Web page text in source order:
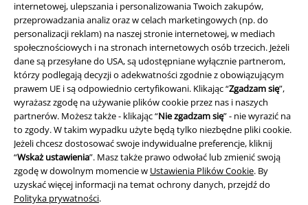
internetowej, ulepszania i personalizowania Twoich zakupów,
przeprowadzania analiz oraz w celach marketingowych (np. do
personalizacji reklam) na naszej stronie internetowej, w mediach
społecznościowych i na stronach internetowych osób trzecich. Jeżeli
dane są przesyłane do USA, są udostępniane wyłącznie partnerom,
którzy podlegają decyzji o adekwatności zgodnie z obowiązującym
prawem UE i są odpowiednio certyfikowani. Klikając “Zgadzam się”,
wyrażasz zgodę na używanie plików cookie przez nas i naszych
partnerów. Możesz także - klikając “Nie zgadzam się” - nie wyrazić na
to zgody. W takim wypadku użyte będą tylko niezbędne pliki cookie.
Jeżeli chcesz dostosować swoje indywidualne preferencje, kliknij
“Wskaż ustawienia”. Masz także prawo odwołać lub zmienić swoją
zgodę w dowolnym momencie w Ustawienia Plików Cookie. By
uzyskać więcej informacji na temat ochrony danych, przejdź do
Polityka prywatności.
Informacje prawne
Regulamin
Dane firmy
Polityka prywatności
Unieszkodliwianie odpadów i ochrona środowiska
Deklaracja Zgodności
Informacje dotyczące dostępności